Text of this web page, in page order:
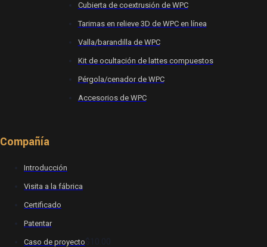
Cubierta de coextrusión de WPC
Tarimas en relieve 3D de WPC en línea
Valla/barandilla de WPC
Kit de ocultación de lattes compuestos
Pérgola/cenador de WPC
Accesorios de WPC
Compañía
Introducción
Visita a la fábrica
Certificado
Patentar
Caso de proyecto$10.00